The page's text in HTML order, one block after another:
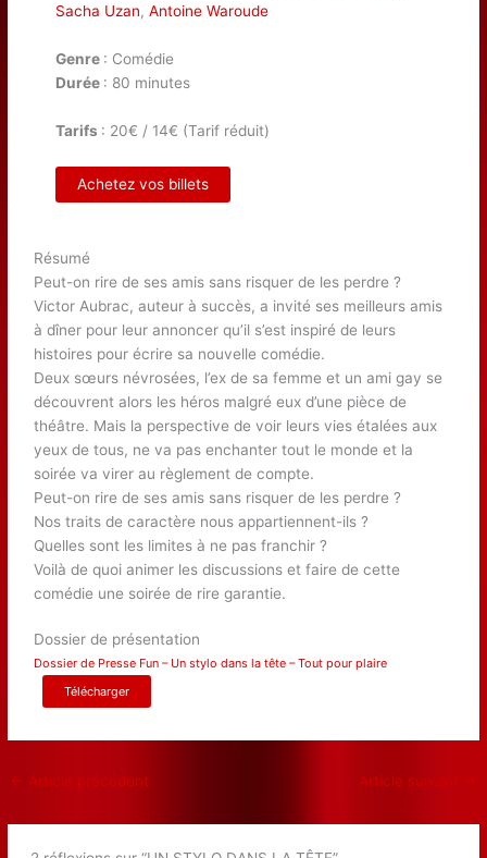
Sacha Uzan,Antoine Waroude
Genre : Comédie
Durée : 80 minutes
Tarifs : 20€ / 14€ (Tarif réduit)
Achetez vos billets
Résumé
Peut-on rire de ses amis sans risquer de les perdre ?
Victor Aubrac, auteur à succès, a invité ses meilleurs amis
à dîner pour leur annoncer qu’il s’est inspiré de leurs
histoires pour écrire sa nouvelle comédie.
Deux sœurs névrosées, l’ex de sa femme et un ami gay se
découvrent alors les héros malgré eux d’une pièce de
théâtre. Mais la perspective de voir leurs vies étalées aux
yeux de tous, ne va pas enchanter tout le monde et la
soirée va virer au règlement de compte.
Peut-on rire de ses amis sans risquer de les perdre ?
Nos traits de caractère nous appartiennent-ils ?
Quelles sont les limites à ne pas franchir ?
Voilà de quoi animer les discussions et faire de cette
comédie une soirée de rire garantie.
Dossier de présentation
Dossier de Presse Fun – Un stylo dans la tête – Tout pour plaire
Télécharger
← Article précédent Article suivant